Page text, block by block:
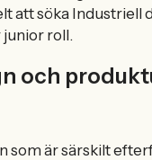
att söka
roll.
och
är särskilt